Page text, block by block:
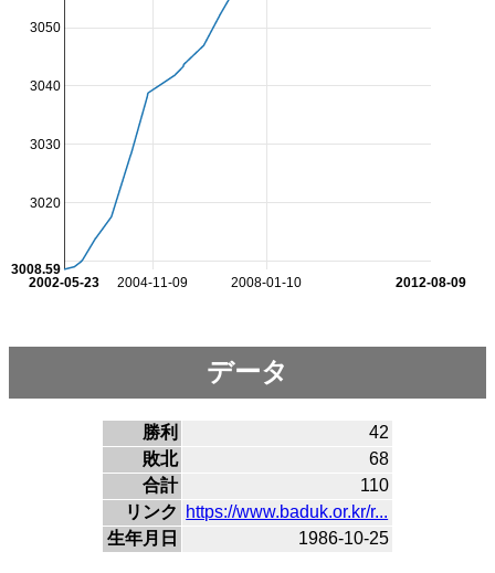
2004-11-09 2008-01-10
2002-05-23 2012-08-09
3020
3030
3040
3050
3008.59
データ
勝利
42
敗北
68
合計
110
リンク
https://www.baduk.or.kr/r...
生年月日
1986-10-25